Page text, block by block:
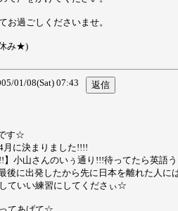
お過ごしくださいませ。
み★)
01/08(Sat) 07:43
す☆
月に決まりました!!!!
小山さんのいぅ通り!!!待ってたら英
後に出発したから先に日本を離れた人
ていい練習にしてくださぃ☆